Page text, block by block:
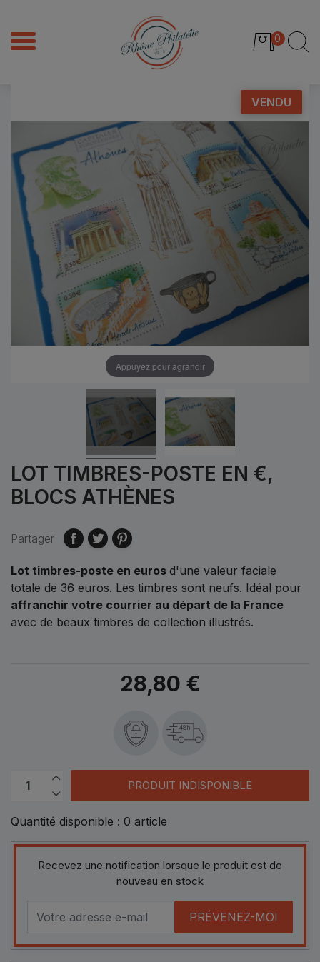
0
VENDU
Appuyez pour agrandir
LOT TIMBRES-POSTE EN €,
BLOCS ATHÈNES
Partager
Lot timbres-poste en euros d'une valeur faciale
totale de 36 euros. Les timbres sont neufs. Idéal pour
affranchir votre courrier au départ de la France
avec de beaux timbres de collection illustrés.
28,80 €
48h
PRODUIT INDISPONIBLE
Quantité disponible : 0 article
Recevez une notification lorsque le produit est de
nouveau en stock
PRÉVENEZ-MOI